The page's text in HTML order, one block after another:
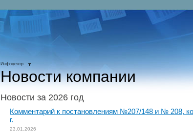
Инфоцентр
Новости компании
Новости за 2026 год
Комментарий к постановлениям №207/148 и № 208,
г.
23.01.2026